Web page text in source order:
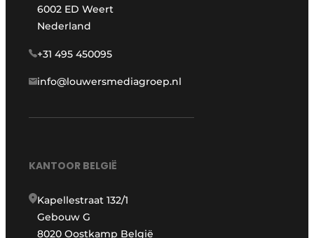
6002 ED Weert
Nederland
+31 495 450095
info@louwersmediagroep.nl
KANTOOR BELGIË
Kapellestraat 132/1
Gebouw G
8020 Oostkamp België